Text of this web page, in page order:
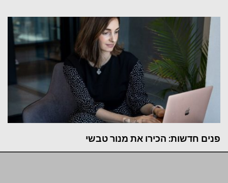
פנים חדשות: הכירו את מנור טבשי